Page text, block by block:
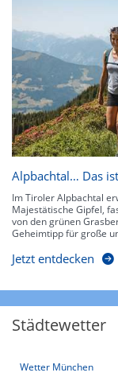
Alpbachtal… Das
Im Tiroler Alpbachtal
Majestätische Gipfel,
von den grünen
Geheimtipp für große
Jetzt entdecken
Städtewetter
Wetter München